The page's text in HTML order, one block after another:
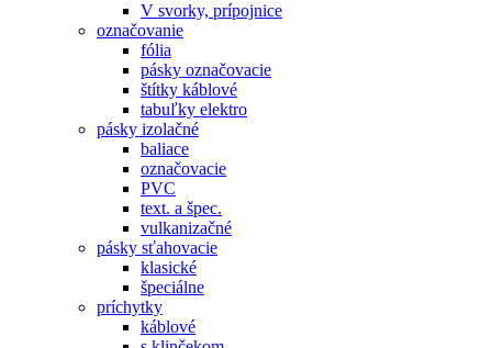
V svorky, prípojnice
označovanie
fólia
pásky označovacie
štítky káblové
tabuľky elektro
pásky izolačné
baliace
označovacie
PVC
text. a špec.
vulkanizačné
pásky sťahovacie
klasické
špeciálne
príchytky
káblové